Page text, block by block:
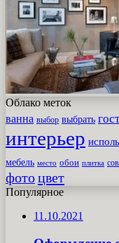
Облако меток
ванна выбор выбрать
интерьер
мебель место обои плитка
фотоцвет
Популярное
11.10.2021